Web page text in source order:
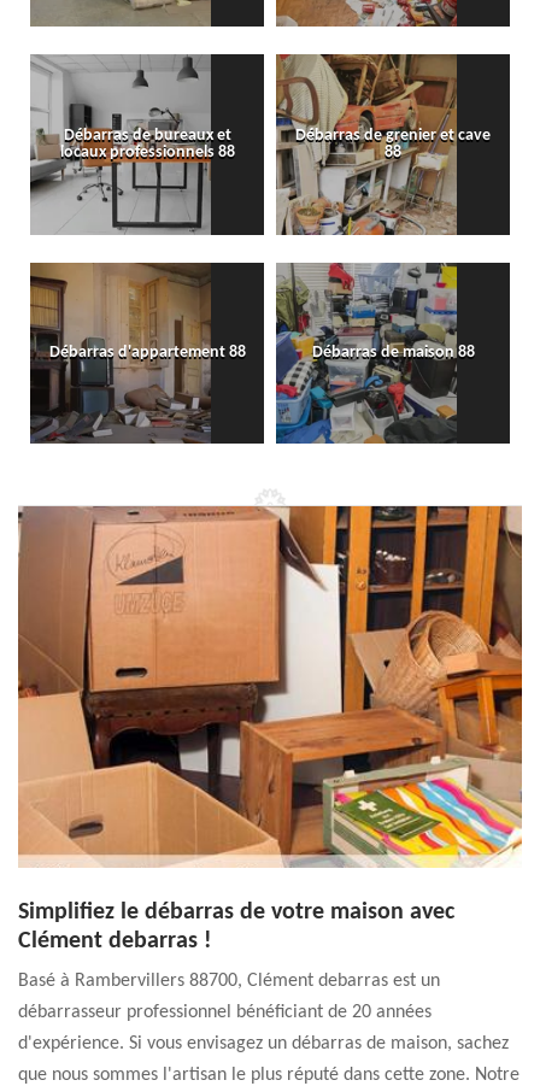
Débarras de bureaux et
locaux professionnels 88
Débarras de grenier et cave
88
Débarras d'appartement 88 Débarras de maison 88
Simplifiez le débarras de votre maison avec
Clément debarras !
Basé à Rambervillers 88700, Clément debarras est un
débarrasseur professionnel bénéficiant de 20 années
d'expérience. Si vous envisagez un débarras de maison, sachez
que nous sommes l'artisan le plus réputé dans cette zone. Notre